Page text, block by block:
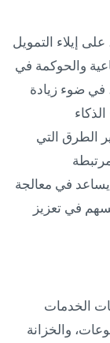
إيلاء التمويل
والحوكمة في
في ضوء زيادة
الطرق التي
يساعد في معالجة
في تعزيز
الخدمات
والخزانة